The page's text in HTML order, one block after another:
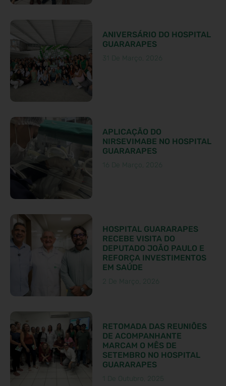
ANIVERSÁRIO DO HOSPITAL
GUARARAPES
31 De Março, 2026
APLICAÇÃO DO
NIRSEVIMABE NO HOSPITAL
GUARARAPES
16 De Março, 2026
HOSPITAL GUARARAPES
RECEBE VISITA DO
DEPUTADO JOÃO PAULO E
REFORÇA INVESTIMENTOS
EM SAÚDE
2 De Março, 2026
RETOMADA DAS REUNIÕES
DE ACOMPANHANTE
MARCAM O MÊS DE
SETEMBRO NO HOSPITAL
GUARARAPES
1 De Outubro, 2025